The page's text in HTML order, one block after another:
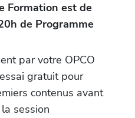
Formation est de
de Programme
par votre OPCO
gratuit pour
contenus avant
session